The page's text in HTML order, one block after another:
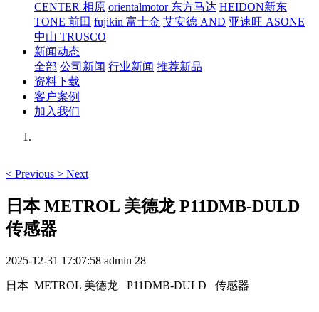
CENTER 相原 orientalmotor 东方马达 HEIDON新东
TONE 前田 fujikin 富士金 艾安德 AND 亚速旺 ASONE
中山 TRUSCO
新闻动态
全部 公司新闻 行业新闻 推荐新品
资料下载
客户案例
加入我们
< Previous > Next
日本 METROL 美德龙 P11DMB-DULD
传感器
2025-12-31 17:07:58 admin 28
日本 METROL 美德龙 P11DMB-DULD 传感器